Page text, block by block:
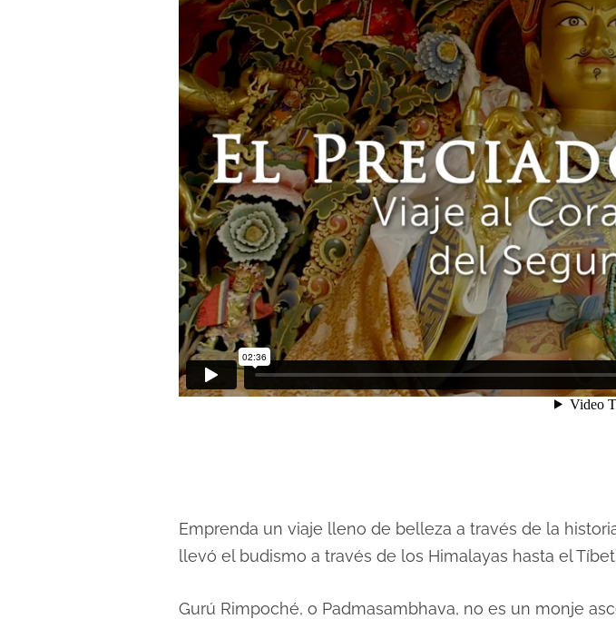
Emprenda un viaje lleno de belleza a través de la
llevó el budismo a través de los Himalayas hasta el
Gurú Rimpoché, o Padmasambhava, no es un monje